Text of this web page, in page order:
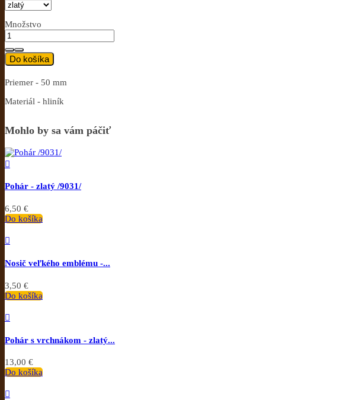
Množstvo
Do košíka
Priemer - 50 mm
Materiál - hliník
Mohlo by sa vám páčiť

Pohár - zlatý /9031/
6,50 €
Do košíka

Nosič veľkého emblému -...
3,50 €
Do košíka

Pohár s vrchnákom - zlatý...
13,00 €
Do košíka
